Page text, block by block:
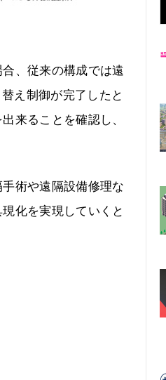
、従来の構成では遠
え制御が完了したと
来ることを確認し、
術や遠隔設備修理な
化を実現していくと